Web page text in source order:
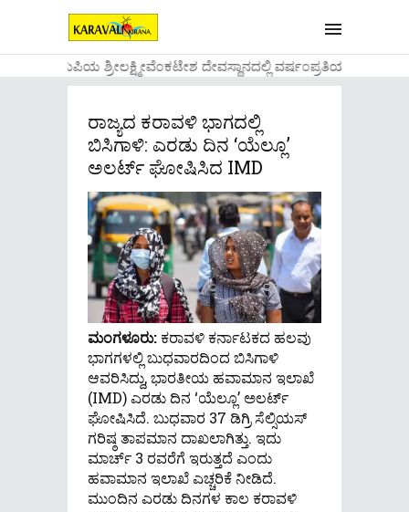
....ಉಡುಪಿಯ ಶ್ರೀಲಕ್ಷ್ಮೀವೆ೦ಕಟೇಶ ದೇವಸ್ಥಾನದಲ್ಲಿ ವರ್ಷ೦ಪ್ರತಿಯ
ರಾಜ್ಯದ ಕರಾವಳಿ ಭಾಗದಲ್ಲಿ
ಬಿಸಿಗಾಳಿ: ಎರಡು ದಿನ ‘ಯೆಲ್ಲೂ’
ಅಲರ್ಟ್ ಘೋಷಿಸಿದ IMD
ಮಂಗಳೂರು: ಕರಾವಳಿ ಕರ್ನಾಟಕದ ಹಲವು
ಭಾಗಗಳಲ್ಲಿ ಬುಧವಾರದಿಂದ ಬಿಸಿಗಾಳಿ
ಆವರಿಸಿದ್ದು, ಭಾರತೀಯ ಹವಾಮಾನ ಇಲಾಖೆ
(IMD) ಎರಡು ದಿನ ‘ಯೆಲ್ಲೂ’ ಅಲರ್ಟ್
ಘೋಷಿಸಿದೆ. ಬುಧವಾರ 37 ಡಿಗ್ರಿ ಸೆಲ್ಸಿಯಸ್‌
ಗರಿಷ್ಠ ತಾಪಮಾನ ದಾಖಲಾಗಿತ್ತು. ಇದು
ಮಾರ್ಚ್ 3 ರವರೆಗೆ ಇರುತ್ತದೆ ಎಂದು
ಹವಾಮಾನ ಇಲಾಖೆ ಎಚ್ಚರಿಕೆ ನೀಡಿದೆ.
ಮುಂದಿನ ಎರಡು ದಿನಗಳ ಕಾಲ ಕರಾವಳಿ